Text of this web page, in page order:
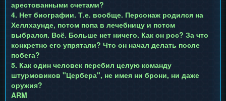
арестованными счетами?
4. Нет биографии. Т.е. вообще. Персонаж родился на
Хеллхаунде, потом попа в лечебницу и потом
выбрался. Всё. Больше нет ничего. Как он рос? За что
конкретно его упрятали? Что он начал делать после
побега?
5. Как один человек перебил целую команду
штурмовиков "Цербера", не имея ни брони, ни даже
оружия?
ARM